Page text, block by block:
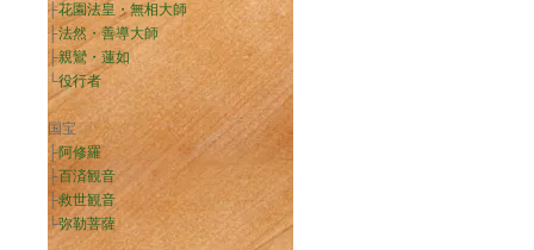
├花園法皇・無相大師
├法然・善導大師
├親鸞・蓮如
└役行者
国宝
├阿修羅
├百済観音
├救世観音
└弥勒菩薩